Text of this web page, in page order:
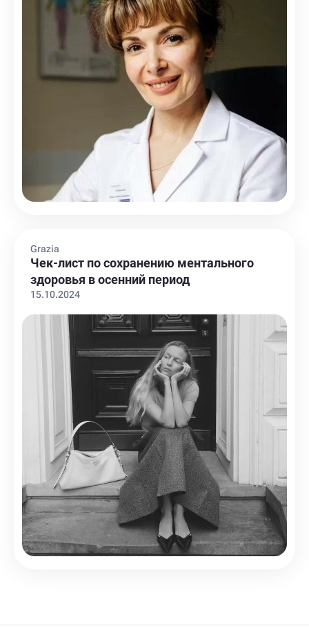
Grazia
Чек-лист по сохранению ментального
здоровья в осенний период
15.10.2024